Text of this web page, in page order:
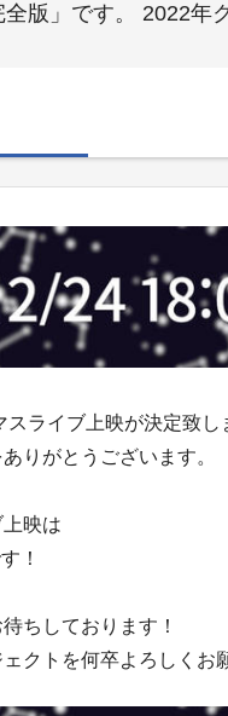
版」です。 2022年
ライブ上映が決定致し
りがとうございます。
映は
！
ちしております！
クトを何卒よろしくお